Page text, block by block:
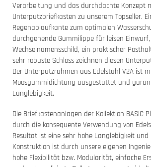
Verarbeitung und das durchdachte Konzept
Unterputzbriefkasten zu unserem Topseller.
Regenablaufkante zum optimalen
durchgehende Gummilippe für leisen
Wechselnamensschild, ein praktischer
sehr robuste Schloss zeichnen diesen
Der Unterputzrahmen aus Edelstahl V2A ist
Moosgummidichtung ausgestattet und
Langlebigkeit.
Die Briefkastenanlagen der Kollektion BASIC
durch die konsequente Verwendung von
Resultat ist eine sehr hohe Langlebigkeit und
Konstruktion ist durch unsere eigenen
hohe Flexibilität bzw. Modularität, einfache